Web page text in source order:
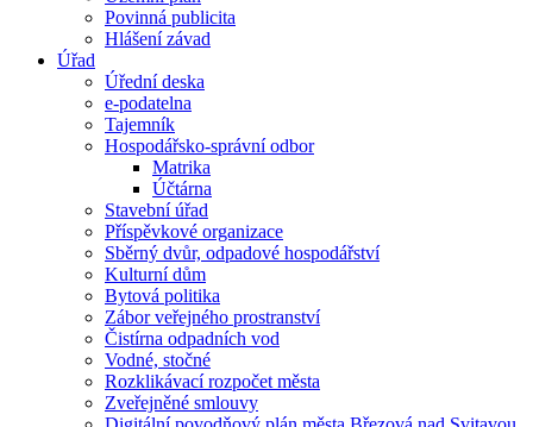
Povinná publicita
Hlášení závad
Úřad
Úřední deska
e-podatelna
Tajemník
Hospodářsko-správní odbor
Matrika
Účtárna
Stavební úřad
Příspěvkové organizace
Sběrný dvůr, odpadové hospodářství
Kulturní dům
Bytová politika
Zábor veřejného prostranství
Čistírna odpadních vod
Vodné, stočné
Rozklikávací rozpočet města
Zveřejněné smlouvy